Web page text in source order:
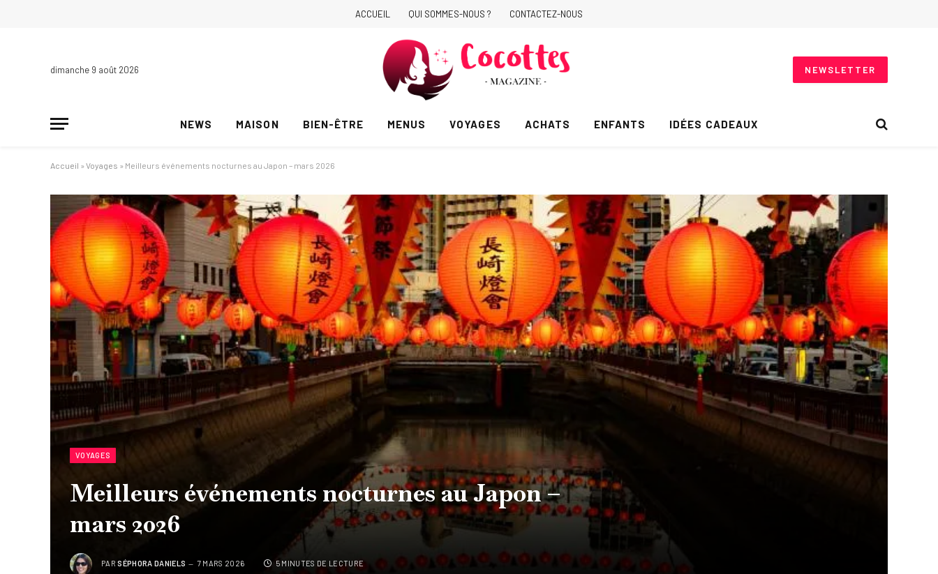
ACCUEIL QUI SOMMES-NOUS ? CONTACTEZ-NOUS
dimanche 9 août 2026 NEWSLETTER
NEWS MAISON BIEN-ÊTRE MENUS VOYAGES ACHATS ENFANTS IDÉES CADEAUX
Accueil » Voyages » Meilleurs événements nocturnes au Japon – mars 2026
VOYAGES
Meilleurs événements nocturnes au Japon –
mars 2026
PAR SÉPHORA DANIELS 7 MARS 2026 5 MINUTES DE LECTURE